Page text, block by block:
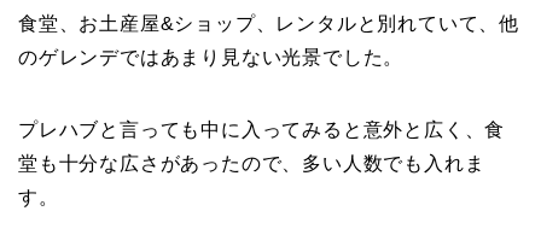
食堂、お土産屋&ショップ、レンタルと別れていて、他
のゲレンデではあまり見ない光景でした。
プレハブと言っても中に入ってみると意外と広く、食
堂も十分な広さがあったので、多い人数でも入れま
す。